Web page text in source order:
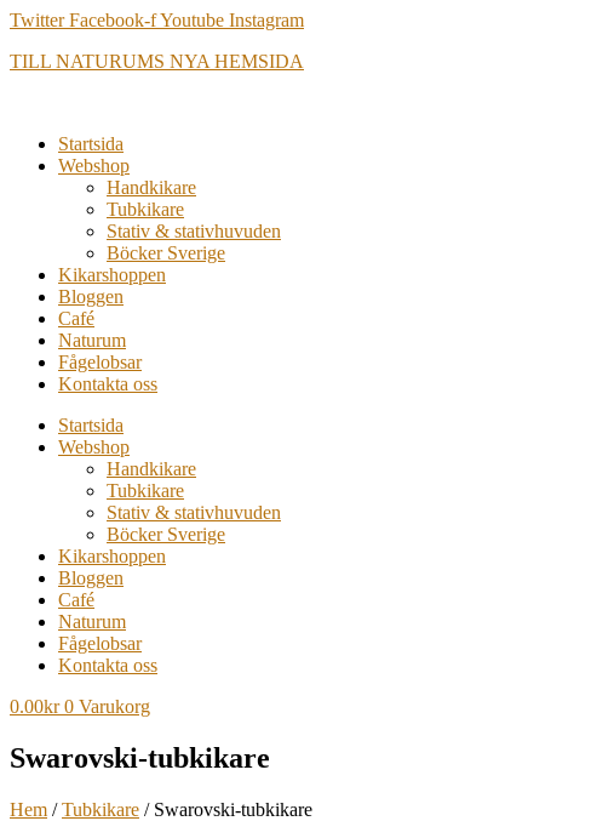
Hoppa
innehåll
Twitter Facebook-fYoutube Instagram
TILL NATURUMS NYA HEMSIDA
Startsida
Webshop
Handkikare
Tubkikare
Stativ & stativhuvuden
Böcker Sverige
Kikarshoppen
Bloggen
Café
Naturum
Fågelobsar
Kontakta oss
Startsida
Webshop
Handkikare
Tubkikare
Stativ & stativhuvuden
Böcker Sverige
Kikarshoppen
Bloggen
Café
Naturum
Fågelobsar
Kontakta oss
0.00kr 0 Varukorg
Swarovski-tubkikare
Hem /Tubkikare / Swarovski-tubkikare